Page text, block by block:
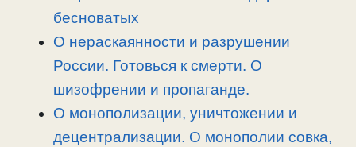
бесноватых
О нераскаянности и разрушении
России. Готовься к смерти. О
шизофрении и пропаганде.
О монополизации, уничтожении и
децентрализации. О монополии совка,